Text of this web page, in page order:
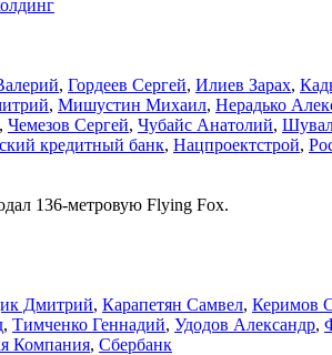
, Гордеев Сергей, Илиев Зарах,
, Мишустин Михаил, Нерадько
, Чемезов Сергей, Чубайс Анатолий,
кредитный банк, Нацпроектстрой,
136-метровую Flying Fox.
Дмитрий, Карапетян Самвел, Керимов
, Тимченко Геннадий, Удодов Александр,
Компания, Сбербанк